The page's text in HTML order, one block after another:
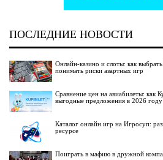
ПОСЛЕДНИЕ НОВОСТИ
Онлайн-казино и слоты: как
понимать риски азартных игр
Сравнение цен на авиабилеты: как
выгодные предложения в 2026 году
Каталог онлайн игр на Игросуп:
ресурсе
Поиграть в мафию в дружной